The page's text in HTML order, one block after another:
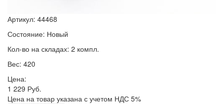
Артикул: 44468
Состояние: Новый
Кол-во на складах: 2 компл.
Вес: 420
Цена:
1 229 Руб.
Цена на товар указана с учетом НДС 5%